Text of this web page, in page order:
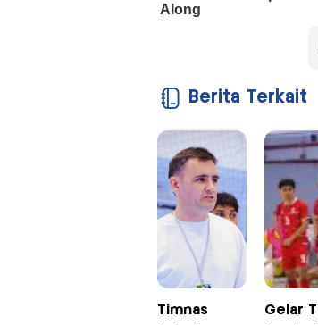
Berita Terkait
Timnas
Gelar